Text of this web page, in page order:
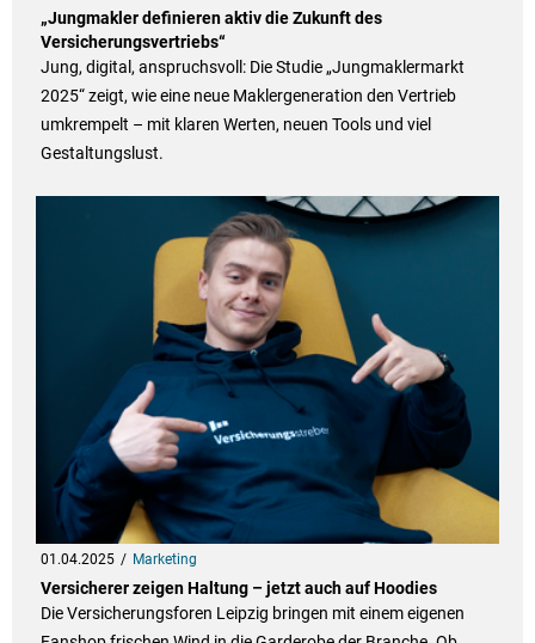
„Jungmakler definieren aktiv die Zukunft des
Versicherungsvertriebs“
Jung, digital, anspruchsvoll: Die Studie „Jungmaklermarkt
2025“ zeigt, wie eine neue Maklergeneration den Vertrieb
umkrempelt – mit klaren Werten, neuen Tools und viel
Gestaltungslust.
01.04.2025 Marketing
Versicherer zeigen Haltung – jetzt auch auf Hoodies
Die Versicherungsforen Leipzig bringen mit einem eigenen